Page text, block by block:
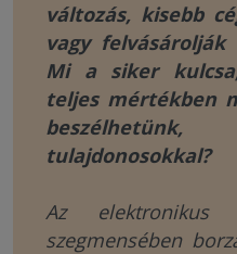
változás, kisebb
vagy
Mi a siker
teljes mértékben
tulajdonosokkal?
Az elektronikus
szegmensében